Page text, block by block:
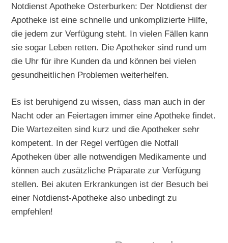
Notdienst Apotheke Osterburken: Der Notdienst der
Apotheke ist eine schnelle und unkomplizierte Hilfe,
die jedem zur Verfügung steht. In vielen Fällen kann
sie sogar Leben retten. Die Apotheker sind rund um
die Uhr für ihre Kunden da und können bei vielen
gesundheitlichen Problemen weiterhelfen.
Es ist beruhigend zu wissen, dass man auch in der
Nacht oder an Feiertagen immer eine Apotheke findet.
Die Wartezeiten sind kurz und die Apotheker sehr
kompetent. In der Regel verfügen die Notfall
Apotheken über alle notwendigen Medikamente und
können auch zusätzliche Präparate zur Verfügung
stellen. Bei akuten Erkrankungen ist der Besuch bei
einer Notdienst-Apotheke also unbedingt zu
empfehlen!